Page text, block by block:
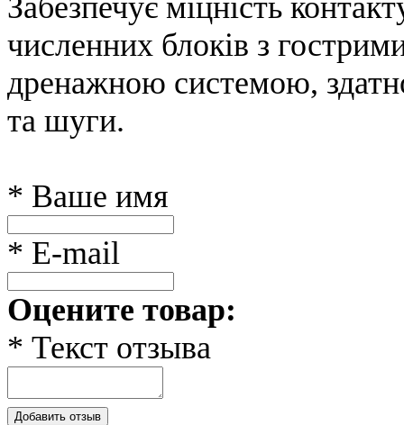
Забезпечує міцність
численних блоків з
дренажною системою,
та шуги.
* Ваше имя
* E-mail
Оцените товар:
* Текст отзыва
Добавить отзыв